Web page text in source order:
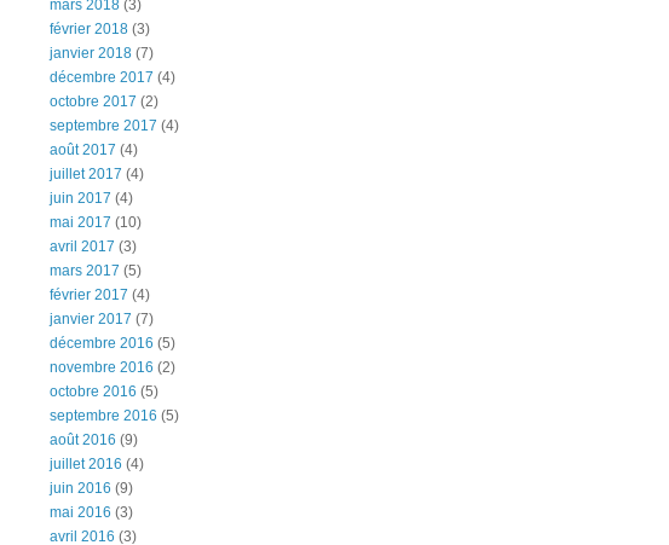
mars 2018 (3)
février 2018 (3)
janvier 2018 (7)
décembre 2017 (4)
octobre 2017 (2)
septembre 2017 (4)
août 2017 (4)
juillet 2017 (4)
juin 2017 (4)
mai 2017 (10)
avril 2017 (3)
mars 2017 (5)
février 2017 (4)
janvier 2017 (7)
décembre 2016 (5)
novembre 2016 (2)
octobre 2016 (5)
septembre 2016 (5)
août 2016 (9)
juillet 2016 (4)
juin 2016 (9)
mai 2016 (3)
avril 2016 (3)